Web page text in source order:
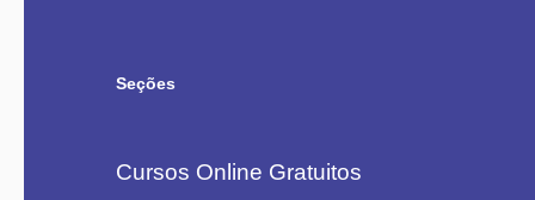
Seções
Cursos Online Gratuitos